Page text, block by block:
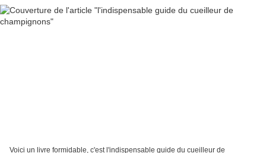
Voici un livre formidable, c'est l'indispensable guide du cueilleur de